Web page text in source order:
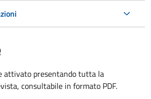
attivato presentando tutta la
consultabile in formato PDF.